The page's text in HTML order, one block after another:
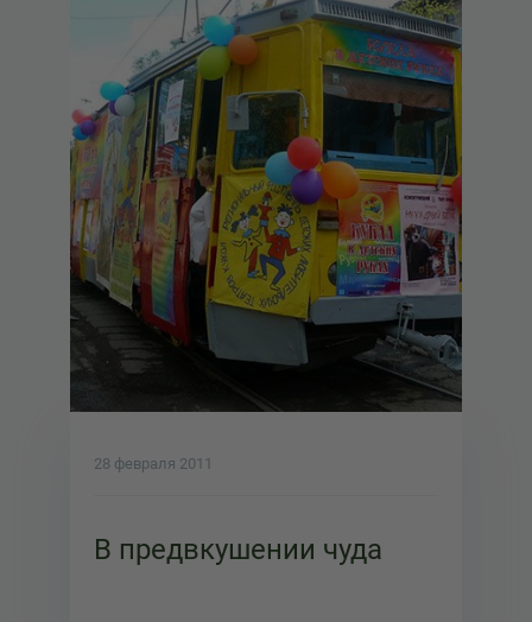
28 февраля 2011
В предвкушении чуда